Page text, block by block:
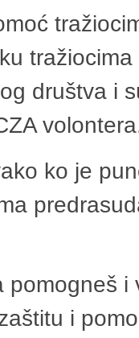
društva i
ko je
pomogneš
i